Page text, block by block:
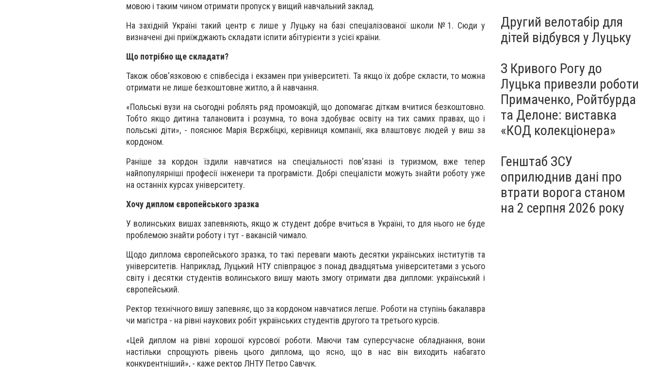
мовою і таким чином отримати пропуск у вищий навчальний заклад.
На західній Україні такий центр є лише у Луцьку на базі спеціалізованої школи №1. Сюди у
визначені дні приїжджають складати іспити абітурієнти з усієї країни.
Що потрібно ще складати?
Також обов'язковою є співбесіда і екзамен при університеті. Та якщо їх добре скласти, то можна
отримати не лише безкоштовне житло, а й навчання.
«Польські вузи на сьогодні роблять ряд промоакцій, що допомагає діткам вчитися безкоштовно.
Тобто якщо дитина талановита і розумна, то вона здобуває освіту на тих самих правах, що і
польські діти», - пояснює Марія Вєржбіцкі, керівниця компанії, яка влаштовує людей у виш за
кордоном.
Раніше за кордон їздили навчатися на спеціальності пов'язані із туризмом, вже тепер
найпопулярніші професії інженери та програмісти. Добрі спеціалісти можуть знайти роботу уже
на останніх курсах університету.
Хочу диплом європейського зразка
У волинських вишах запевняють, якщо ж студент добре вчиться в Україні, то для нього не буде
проблемою знайти роботу і тут - вакансій чимало.
Щодо диплома європейського зразка, то такі переваги мають десятки українських інститутів та
університетів. Наприклад, Луцький НТУ співпрацює з понад двадцятьма університетами з усього
світу і десятки студентів волинського вишу мають змогу отримати два дипломи: український і
європейський.
Ректор технічного вишу запевняє, що за кордоном навчатися легше. Роботи на ступінь бакалавра
чи магістра - на рівні наукових робіт українських студентів другого та третього курсів.
«Цей диплом на рівні хорошої курсової роботи. Маючи там суперсучасне обладнання, вони
настільки спрощують рівень цього диплома, що ясно, що в нас він виходить набагато
конкурентніший», - каже ректор ЛНТУ Петро Савчук.
Другий велотабір для
дітей відбувся у Луцьку
З Кривого Рогу до
Луцька привезли роботи
Примаченко, Ройтбурда
та Делоне: виставка
«КОД колекціонера»
Генштаб ЗСУ
оприлюднив дані про
втрати ворога станом
на 2 серпня 2026 року